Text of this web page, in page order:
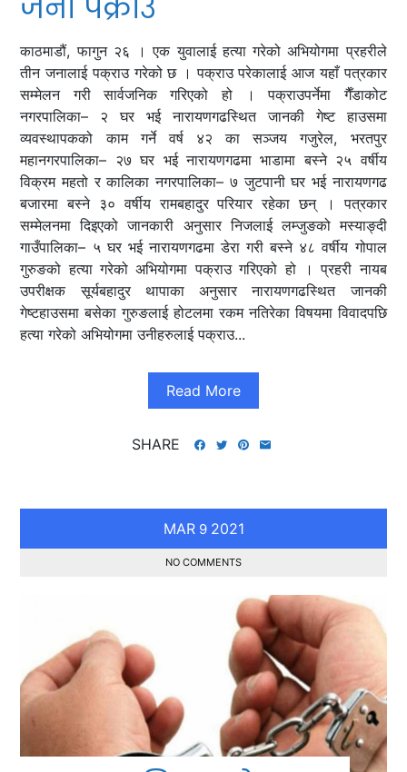
काठमाडौं, फागुन २६ । एक युवालाई हत्या गरेको अभियोगमा प्रहरीले
तीन जनालाई पक्राउ गरेको छ । पक्राउ परेकालाई आज यहाँ पत्रकार
सम्मेलन गरी सार्वजनिक गरिएको हो । पक्राउपर्नेमा गैँडाकोट
नगरपालिका– २ घर भई नारायणगढस्थित जानकी गेष्ट हाउसमा
व्यवस्थापकको काम गर्ने वर्ष ४२ का सञ्जय गजुरेल, भरतपुर
महानगरपालिका– २७ घर भई नारायणगढमा भाडामा बस्ने २५ वर्षीय
विक्रम महतो र कालिका नगरपालिका– ७ जुटपानी घर भई नारायणगढ
बजारमा बस्ने ३० वर्षीय रामबहादुर परियार रहेका छन् । पत्रकार
सम्मेलनमा दिइएको जानकारी अनुसार निजलाई लम्जुङको मस्याङ्दी
गाउँपालिका– ५ घर भई नारायणगढमा डेरा गरी बस्ने ४८ वर्षीय गोपाल
गुरुङको हत्या गरेको अभियोगमा पक्राउ गरिएको हो । प्रहरी नायब
उपरीक्षक सूर्यबहादुर थापाका अनुसार नारायणगढस्थित जानकी
गेष्टहाउसमा बसेका गुरुङलाई होटलमा रकम नतिरेका विषयमा विवादपछि
हत्या गरेको अभियोगमा उनीहरुलाई पक्राउ...
Read More
SHARE
MAR 9 2021
NO COMMENTS